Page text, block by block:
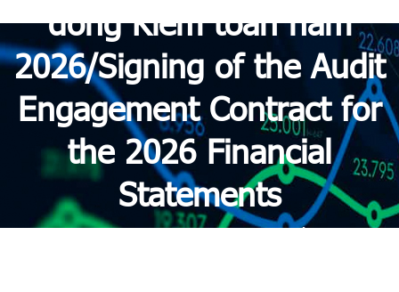
đồng Kiểm toán năm
2026/Signing of the Audit
Engagement Contract for
the 2026 Financial
Statements